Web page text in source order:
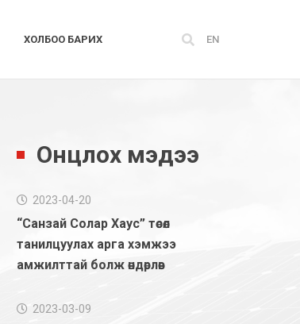
ХОЛБОО БАРИХ EN
Онцлох мэдээ
2023-04-20
“Санзай Солар Хаус” төсөл
танилцуулах арга хэмжээ
амжилттай болж өндөрлөв
2023-03-09